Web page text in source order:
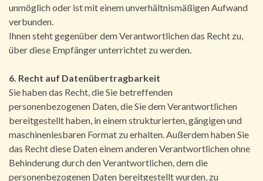
unmöglich oder ist mit einem unverhältnismäßigen Aufwand
verbunden.
Ihnen steht gegenüber dem Verantwortlichen das Recht zu,
über diese Empfänger unterrichtet zu werden.
6. Recht auf Datenübertragbarkeit
Sie haben das Recht, die Sie betreffenden
personenbezogenen Daten, die Sie dem Verantwortlichen
bereitgestellt haben, in einem strukturierten, gängigen und
maschinenlesbaren Format zu erhalten. Außerdem haben Sie
das Recht diese Daten einem anderen Verantwortlichen ohne
Behinderung durch den Verantwortlichen, dem die
personenbezogenen Daten bereitgestellt wurden, zu